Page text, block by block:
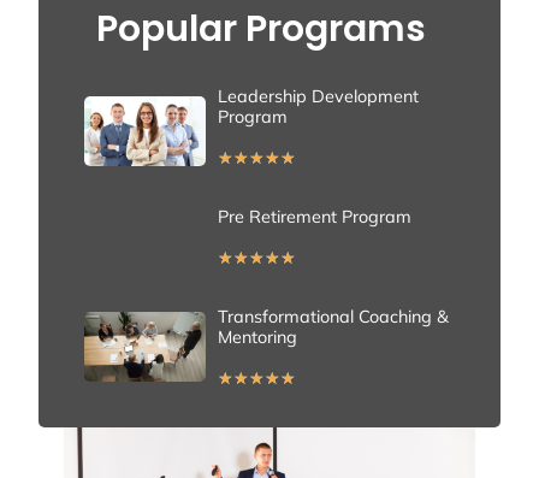
Popular Programs
Leadership Development
Program
★★★★★
Pre Retirement Program
★★★★★
Transformational Coaching &
Mentoring
★★★★★